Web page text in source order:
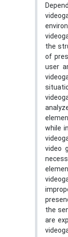
the
of
user
while
video
the
are